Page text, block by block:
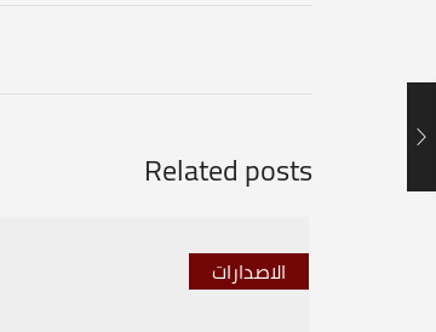
Related posts
الاصدارات